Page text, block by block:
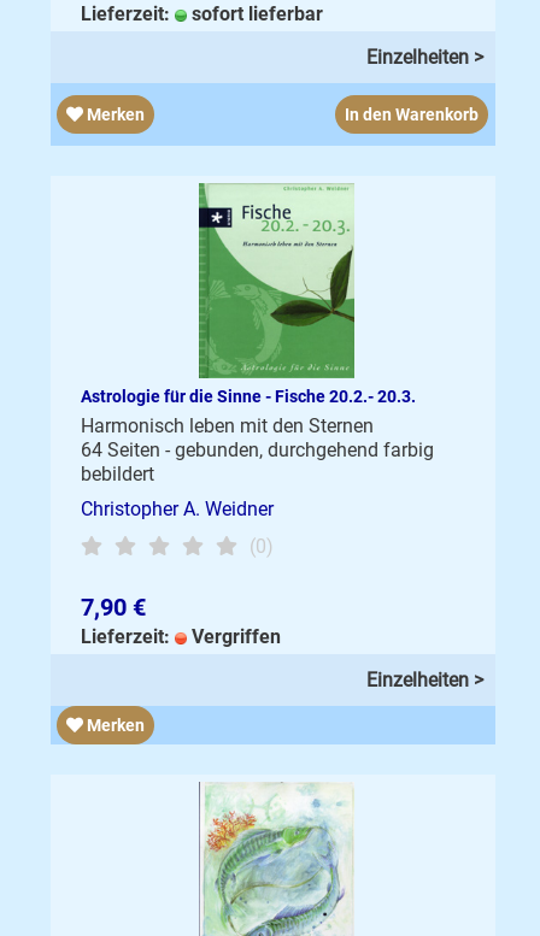
Lieferzeit:
sofort lieferbar
Einzelheiten >
Merken In den Warenkorb
Astrologie für die Sinne - Fische 20.2.- 20.3.
Harmonisch leben mit den Sternen
64 Seiten - gebunden, durchgehend farbig
bebildert
Christopher A. Weidner
(0)
7,90 €
Lieferzeit:
Vergriffen
Einzelheiten >
Merken